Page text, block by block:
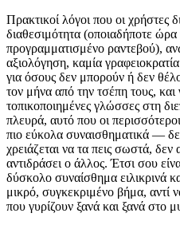
Πρακτικοί λόγοι που οι χρήστες
διαθεσιμότητα (οποιαδήποτε
προγραμματισμένο ραντεβού),
αξιολόγηση, καμία
για όσους δεν μπορούν ή δεν
τον μήνα από την τσέπη τους,
τοπικοποιημένες γλώσσες στη
πλευρά, αυτό που οι
πιο εύκολα συναισθηματικά —
χρειάζεται να τα πεις σωστά,
αντιδράσει ο άλλος. Έτσι σου
δύσκολο συναίσθημα ειλικρινά
μικρό, συγκεκριμένο βήμα, αντί
που γυρίζουν ξανά και ξανά στο